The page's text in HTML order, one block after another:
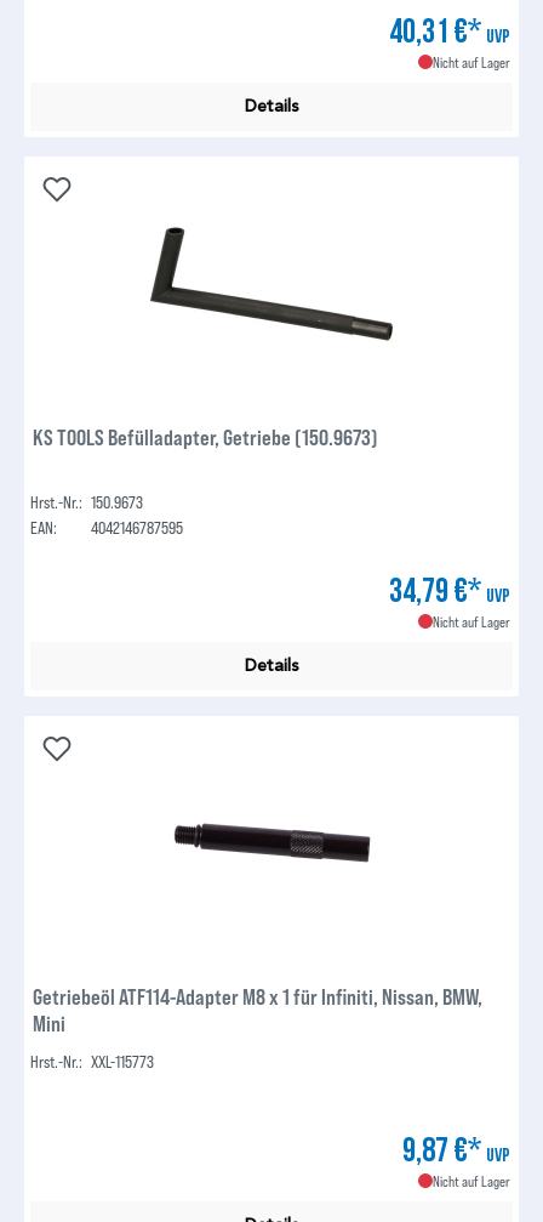
40,31 €* UVP
Nicht auf Lager
Details
KS TOOLS Befülladapter, Getriebe (150.9673)
Hrst.-Nr.: 150.9673
EAN:
4042146787595
34,79 €* UVP
Nicht auf Lager
Details
Getriebeöl ATF114-Adapter M8 x 1 für Infiniti, Nissan, BMW,
Mini
Hrst.-Nr.: XXL-115773
9,87 €* UVP
Nicht auf Lager